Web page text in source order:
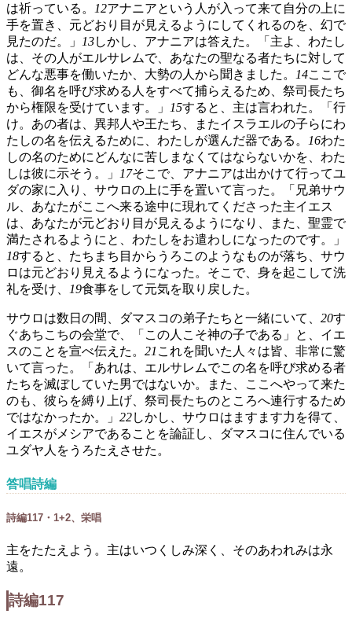
は祈っている。 12アナニアという人が入って来て自分の上に
手を置き、元どおり目が見えるようにしてくれるのを、幻で
見たのだ。」 13しかし、アナニアは答えた。「主よ、わたし
は、その人がエルサレムで、あなたの聖なる者たちに対して
どんな悪事を働いたか、大勢の人から聞きました。 14ここで
も、御名を呼び求める人をすべて捕らえるため、祭司長たち
から権限を受けています。」 15すると、主は言われた。「行
け。あの者は、異邦人や王たち、またイスラエルの子らにわ
たしの名を伝えるために、わたしが選んだ器である。 16わた
しの名のためにどんなに苦しまなくてはならないかを、わた
しは彼に示そう。」 17そこで、アナニアは出かけて行ってユ
ダの家に入り、サウロの上に手を置いて言った。「兄弟サウ
ル、あなたがここへ来る途中に現れてくださった主イエス
は、あなたが元どおり目が見えるようになり、また、聖霊で
満たされるようにと、わたしをお遣わしになったのです。」
18すると、たちまち目からうろこのようなものが落ち、サウ
ロは元どおり見えるようになった。そこで、身を起こして洗
礼を受け、 19食事をして元気を取り戻した。
サウロは数日の間、ダマスコの弟子たちと一緒にいて、 20す
ぐあちこちの会堂で、「この人こそ神の子である」と、イエ
スのことを宣べ伝えた。 21これを聞いた人々は皆、非常に驚
いて言った。「あれは、エルサレムでこの名を呼び求める者
たちを滅ぼしていた男ではないか。また、ここへやって来た
のも、彼らを縛り上げ、祭司長たちのところへ連行するため
ではなかったか。」 22しかし、サウロはますます力を得て、
イエスがメシアであることを論証し、ダマスコに住んでいる
ユダヤ人をうろたえさせた。
答唱詩編
詩編117・1+2、栄唱
主をたたえよう。主はいつくしみ深く、そのあわれみは永
遠。
詩編117